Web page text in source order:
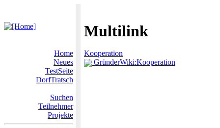
Multilink
Home
Neues
TestSeite
DorfTratsch
Suchen
Teilnehmer
Projekte
Kooperation
GründerWiki:Kooperation